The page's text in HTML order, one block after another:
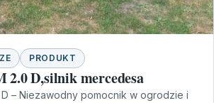
PRODUKT
2.0 D,silnik mercedesa
– Niezawodny pomocnik w ogrodzie i